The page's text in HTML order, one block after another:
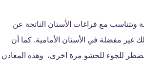
وتتناسب مع فراغات الأسنان الناتجة عن
غير مفضلة في الأسنان الأمامية. كما أن
للجوء للحشو مرة اخرى، وهذه المعادن